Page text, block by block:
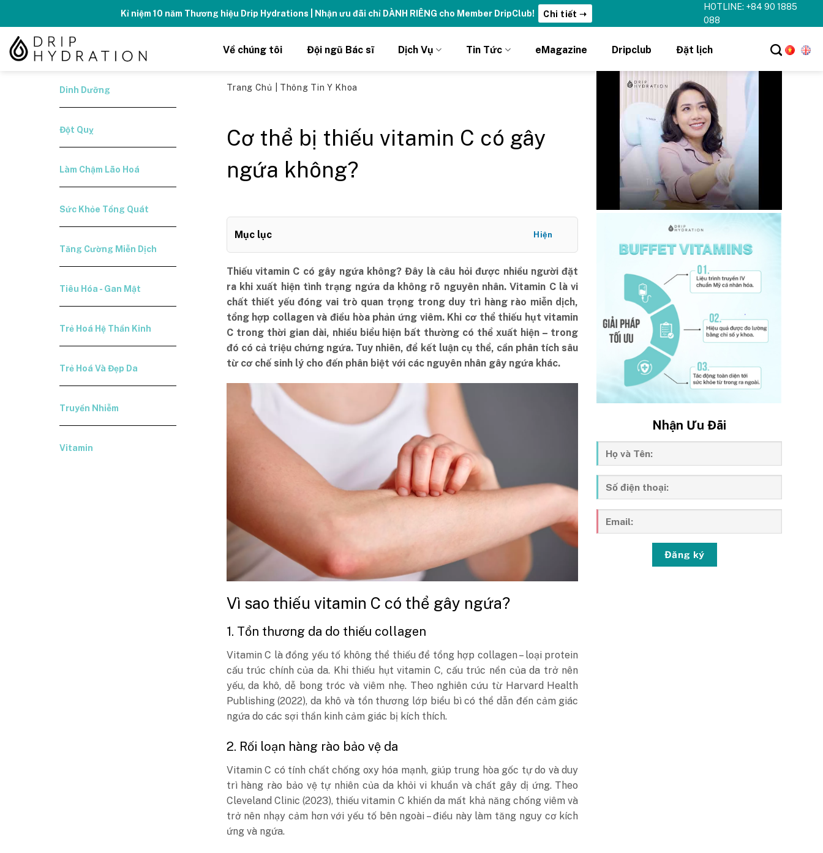
content
Kỉ niệm 10 năm Thương hiệu Drip Hydrations | Nhận ưu đãi chỉ DÀNH RIÊNG cho Member DripClub! Chi tiết ➝
HOTLINE: +84 90 1885
088
Về chúng tôi Đội ngũ Bác sĩ Dịch Vụ Tin Tức eMagazine Dripclub Đặt lịch
Dinh Dưỡng
Đột Quỵ
Làm Chậm Lão Hoá
Sức Khỏe Tổng Quát
Tăng Cường Miễn Dịch
Tiêu Hóa - Gan Mật
Trẻ Hoá Hệ Thần Kinh
Trẻ Hoá Và Đẹp Da
Truyền Nhiễm
Vitamin
Trang Chủ Thông Tin Y Khoa
Cơ thể bị thiếu vitamin C có gây
ngứa không?
Mục lục Hiện
Thiếu vitamin C có gây ngứa không? Đây là câu hỏi được nhiều người đặt
ra khi xuất hiện tình trạng ngứa da không rõ nguyên nhân. Vitamin C là vi
chất thiết yếu đóng vai trò quan trọng trong duy trì hàng rào miễn dịch,
tổng hợp collagen và điều hòa phản ứng viêm. Khi cơ thể thiếu hụt vitamin
C trong thời gian dài, nhiều biểu hiện bất thường có thể xuất hiện – trong
đó có cả triệu chứng ngứa. Tuy nhiên, để kết luận cụ thể, cần phân tích sâu
từ cơ chế sinh lý cho đến phân biệt với các nguyên nhân gây ngứa khác.
Vì sao thiếu vitamin C có thể gây ngứa?
1. Tổn thương da do thiếu collagen
Vitamin C là đồng yếu tố không thể thiếu để tổng hợp collagen – loại protein
cấu trúc chính của da. Khi thiếu hụt vitamin C, cấu trúc nền của da trở nên
yếu, da khô, dễ bong tróc và viêm nhẹ. Theo nghiên cứu từ Harvard Health
Publishing (2022), da khô và tổn thương lớp biểu bì có thể dẫn đến cảm giác
ngứa do các sợi thần kinh cảm giác bị kích thích.
2. Rối loạn hàng rào bảo vệ da
Vitamin C có tính chất chống oxy hóa mạnh, giúp trung hòa gốc tự do và duy
trì hàng rào bảo vệ tự nhiên của da khỏi vi khuẩn và chất gây dị ứng. Theo
Cleveland Clinic (2023), thiếu vitamin C khiến da mất khả năng chống viêm và
trở nên nhạy cảm hơn với yếu tố bên ngoài – điều này làm tăng nguy cơ kích
ứng và ngứa.
Nhận Ưu Đãi
Đăng ký